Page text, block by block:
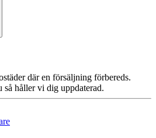
där en försäljning förbereds.
så håller vi dig uppdaterad.